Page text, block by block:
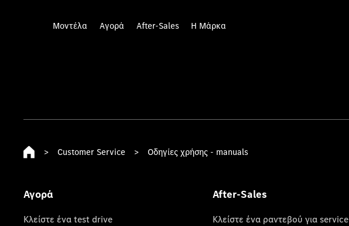
Μοντέλα Αγορά After-Sales Η Μάρκα
> Customer Service > Οδηγίες χρήσης - manuals
Αγορά
Κλείστε ένα test drive
After-Sales
Κλείστε ένα ραντεβού για service